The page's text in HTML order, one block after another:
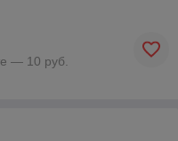
— 10 руб.